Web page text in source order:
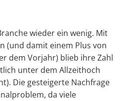
wieder ein wenig. Mit
(und damit einem Plus von
dem Vorjahr) blieb ihre Zahl
unter dem Allzeithoch
Die gesteigerte Nachfrage
da viele